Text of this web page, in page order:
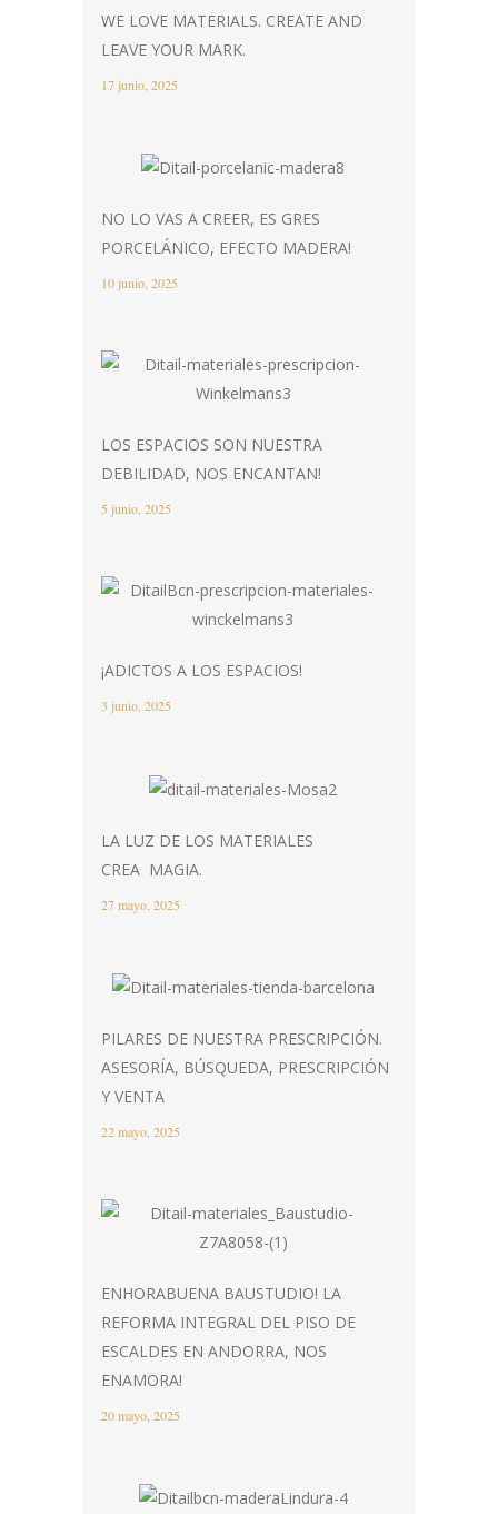
WE LOVE MATERIALS. CREATE AND
LEAVE YOUR MARK.
17 junio, 2025
NO LO VAS A CREER, ES GRES
PORCELÁNICO, EFECTO MADERA!
10 junio, 2025
LOS ESPACIOS SON NUESTRA
DEBILIDAD, NOS ENCANTAN!
5 junio, 2025
¡ADICTOS A LOS ESPACIOS!
3 junio, 2025
LA LUZ DE LOS MATERIALES
CREA MAGIA.
27 mayo, 2025
PILARES DE NUESTRA PRESCRIPCIÓN.
ASESORÍA, BÚSQUEDA, PRESCRIPCIÓN
Y VENTA
22 mayo, 2025
ENHORABUENA BAUSTUDIO! LA
REFORMA INTEGRAL DEL PISO DE
ESCALDES EN ANDORRA, NOS
ENAMORA!
20 mayo, 2025